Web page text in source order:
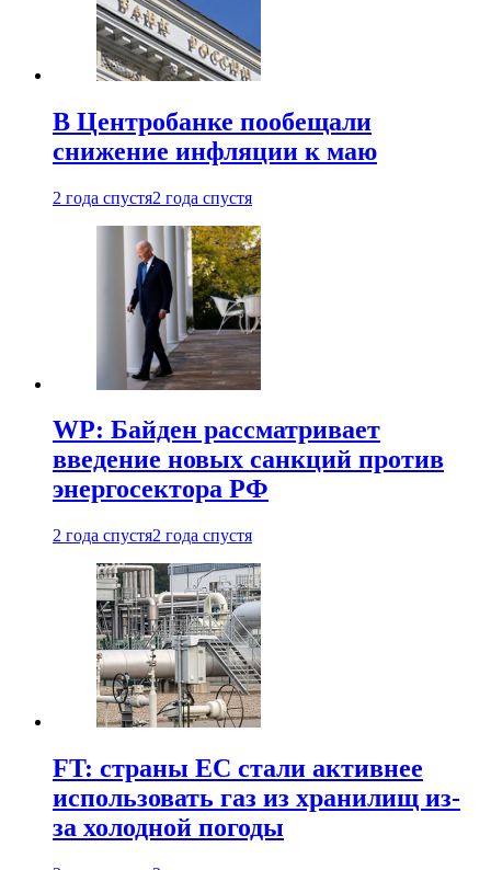
В Центробанке пообещали
снижение инфляции к маю
2 года спустя2 года спустя
WP: Байден рассматривает
введение новых санкций против
энергосектора РФ
2 года спустя2 года спустя
FT: страны ЕС стали активнее
использовать газ из хранилищ из-
за холодной погоды